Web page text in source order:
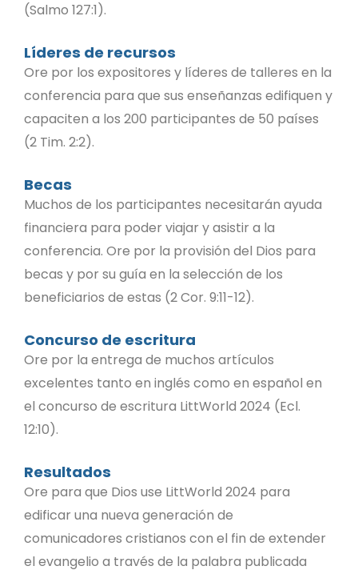
(Salmo 127:1).
Líderes de recursos
Ore por los expositores y líderes de talleres en la
conferencia para que sus enseñanzas edifiquen y
capaciten a los 200 participantes de 50 países
(2 Tim. 2:2).
Becas
Muchos de los participantes necesitarán ayuda
financiera para poder viajar y asistir a la
conferencia. Ore por la provisión del Dios para
becas y por su guía en la selección de los
beneficiarios de estas (2 Cor. 9:11-12).
Concurso de escritura
Ore por la entrega de muchos artículos
excelentes tanto en inglés como en español en
el concurso de escritura LittWorld 2024 (Ecl.
12:10).
Resultados
Ore para que Dios use LittWorld 2024 para
edificar una nueva generación de
comunicadores cristianos con el fin de extender
el evangelio a través de la palabra publicada